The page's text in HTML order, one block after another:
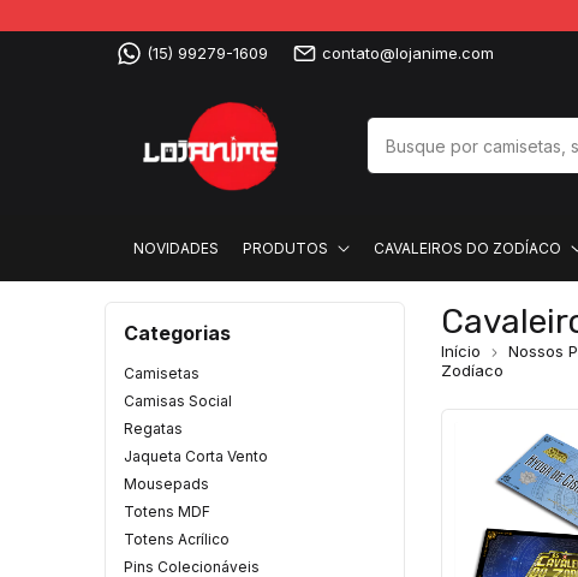
(15) 99279-1609 contato@lojanime.com
NOVIDADES PRODUTOS CAVALEIROS DO ZODÍACO
Categorias
Camisetas
Camisas Social
Regatas
Jaqueta Corta Vento
Mousepads
Totens MDF
Totens Acrílico
Pins Colecionáveis
Início Nossos
Zodíaco